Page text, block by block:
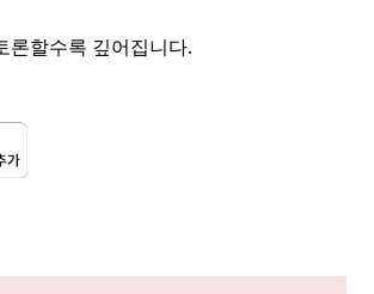
론할수록 깊어집니다.